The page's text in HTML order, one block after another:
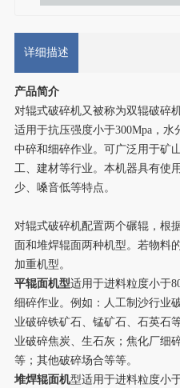
详细描述
产品简介
对辊式破碎机又被称为双辊破碎
适用于抗压强度小于300Mpa，
中碎和细碎作业。可广泛用于矿
工、建材等行业。本机器具有使
少、嗓音低等特点。
对辊式破碎机配置两个碾辊，根
面和堆焊辊面两种机型。若物料
加重机型。
平辊面机型适用于进料粒度小于
细碎作业。例如：人工制沙行业
业破碎铁矿石、锰矿石、石英石
业破碎焦炭、生石灰；焦化厂细
等；其他破碎场合等等。
堆焊辊面机型适用于进料粒度小